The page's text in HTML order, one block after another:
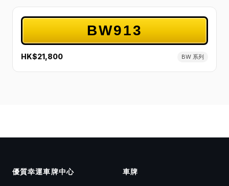
BW913
HK$21,800 BW 系列
優質幸運車牌中心 車牌